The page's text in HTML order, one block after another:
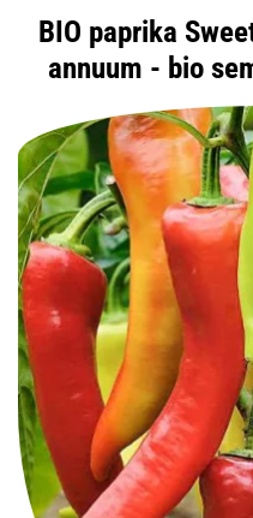
BIO paprika
annuum - bio